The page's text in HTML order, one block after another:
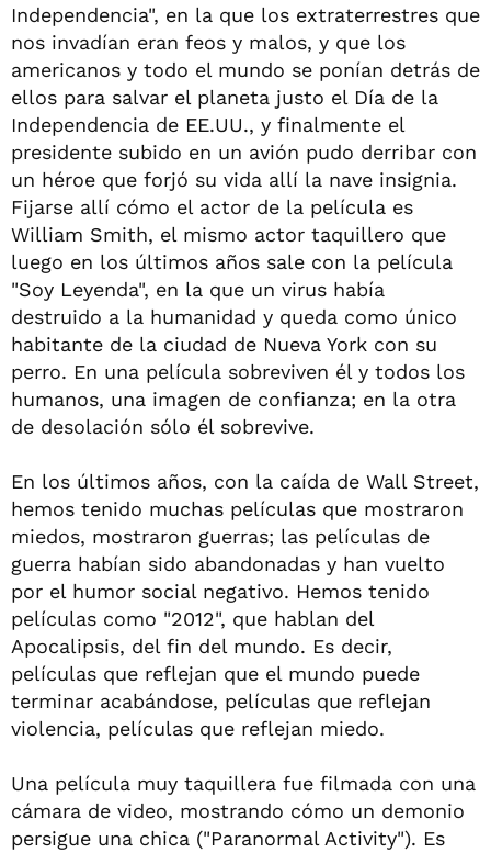
Independencia", en la que los extraterrestres que
nos invadían eran feos y malos, y que los
americanos y todo el mundo se ponían detrás de
ellos para salvar el planeta justo el Día de la
Independencia de EE.UU., y finalmente el
presidente subido en un avión pudo derribar con
un héroe que forjó su vida allí la nave insignia.
Fijarse allí cómo el actor de la película es
William Smith, el mismo actor taquillero que
luego en los últimos años sale con la película
"Soy Leyenda", en la que un virus había
destruido a la humanidad y queda como único
habitante de la ciudad de Nueva York con su
perro. En una película sobreviven él y todos los
humanos, una imagen de confianza; en la otra
de desolación sólo él sobrevive.
En los últimos años, con la caída de Wall Street,
hemos tenido muchas películas que mostraron
miedos, mostraron guerras; las películas de
guerra habían sido abandonadas y han vuelto
por el humor social negativo. Hemos tenido
películas como "2012", que hablan del
Apocalipsis, del fin del mundo. Es decir,
películas que reflejan que el mundo puede
terminar acabándose, películas que reflejan
violencia, películas que reflejan miedo.
Una película muy taquillera fue filmada con una
cámara de video, mostrando cómo un demonio
persigue una chica ("Paranormal Activity"). Es